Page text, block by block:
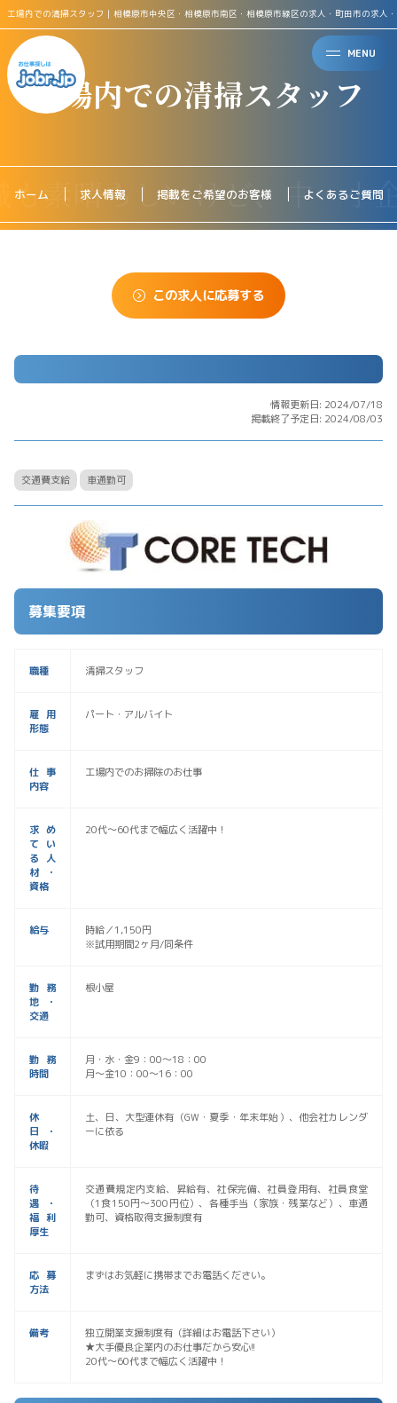
MENU
工場内での清掃スタッフ｜相模原市中央区・相模原市南区・相模原市緑区の求人・町田市の求人
工場内での清掃スタッフ
ホーム 求人情報 掲載をご希望のお客様 よくあるご質問
この求人に応募する
情報更新日: 2024/07/18
掲載終了予定日: 2024/08/03
交通費支給 車通勤可
募集要項
職種 清掃スタッフ
雇用
形態
パート・アルバイト
仕事
内容
工場内でのお掃除のお仕事
求め
てい
る人
材・
資格
20代～60代まで幅広く活躍中！
給与
時給／1,150円
※試用期間2ヶ月/同条件
勤務
地・
交通
根小屋
勤務
時間
月・水・金9：00～18：00
月～金10：00～16：00
休
日・
休暇
土、日、大型連休有（GW・夏季・年末年始）、他会社カレンダ
ーに依る
待
遇・
福利
厚生
交通費規定内支給、昇給有、社保完備、社員登用有、社員食堂
（1食150円～300円位）、各種手当（家族・残業など）、車通
勤可、資格取得支援制度有
応募
方法
まずはお気軽に携帯までお電話ください。
備考
独立開業支援制度有（詳細はお電話下さい）
★大手優良企業内のお仕事だから安心!!
20代～60代まで幅広く活躍中！